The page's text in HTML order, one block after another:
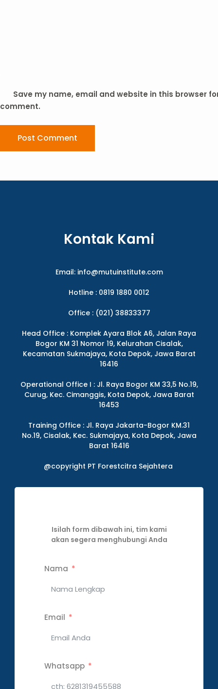
Save my name, email and website in this browser
comment.
Post Comment
Kontak Kami
Email: info@mutuinstitute.com
Hotline : 0819 1880 0012
Office : (021) 38833377
Head Office : Komplek Ayara Blok A6, Jalan Raya
Bogor KM 31 Nomor 19, Kelurahan Cisalak,
Kecamatan Sukmajaya, Kota Depok, Jawa Barat
16416
Operational Office I : Jl. Raya Bogor KM 33,5 No.19,
Curug, Kec. Cimanggis, Kota Depok, Jawa Barat
16453
Training Office : Jl. Raya Jakarta-Bogor KM.31
No.19, Cisalak, Kec. Sukmajaya, Kota Depok, Jawa
Barat 16416
@copyright PT Forestcitra Sejahtera
Isilah form dibawah ini, tim kami
akan segera menghubungi Anda
Nama
Email
Whatsapp